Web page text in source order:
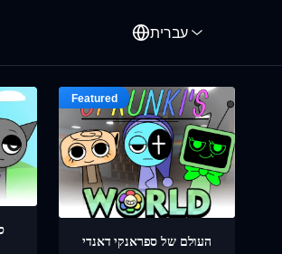
עברית
העולם של ספראנקי דאנדי